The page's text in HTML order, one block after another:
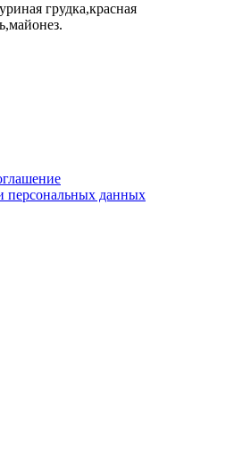
грудка,красная
персональных данных